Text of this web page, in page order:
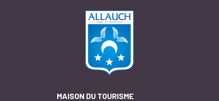
MAISON DU TOURISME